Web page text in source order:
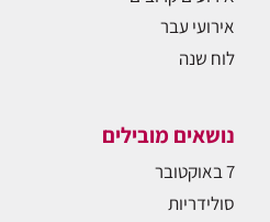
אירועי עבר
לוח שנה
נושאים מובילים
7 באוקטובר
סולידריות